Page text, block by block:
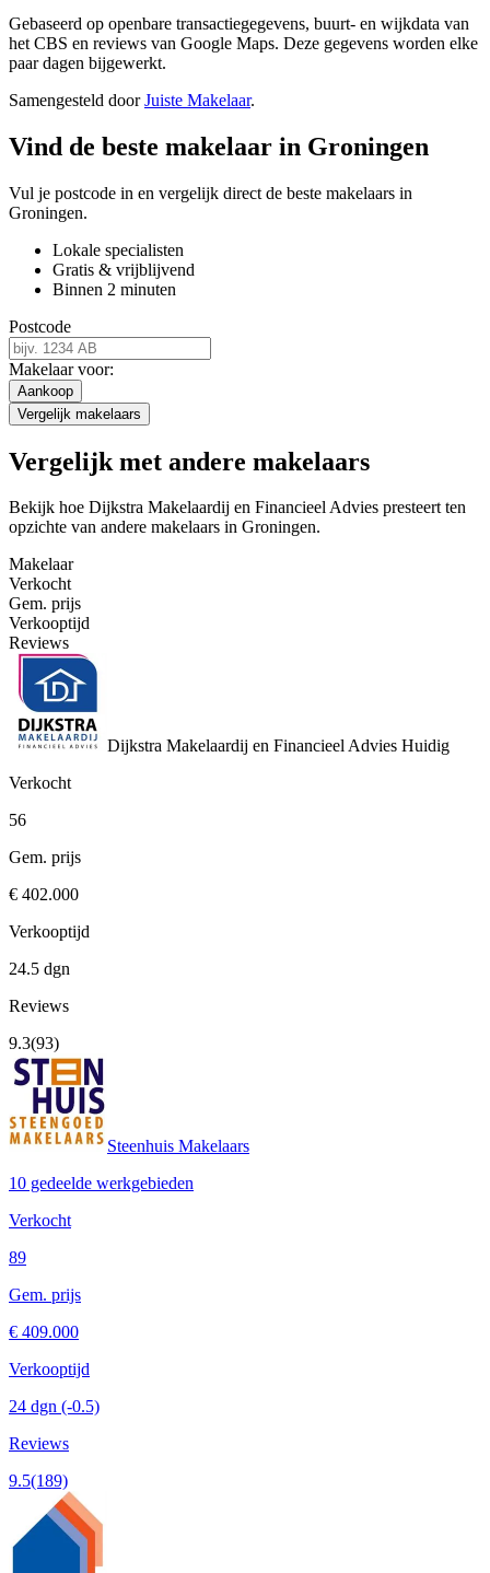
Gebaseerd op openbare transactiegegevens, buurt- en wijkdata van
het CBS en reviews van Google Maps. Deze gegevens worden elke
paar dagen bijgewerkt.
Samengesteld doorJuiste Makelaar.
Vind de beste makelaar in Groningen
Vul je postcode in en vergelijk direct de beste makelaars in
Groningen.
Lokale specialisten
Gratis & vrijblijvend
Binnen 2 minuten
Postcode
Makelaar voor:
Aankoop
Vergelijk makelaars
Vergelijk met andere makelaars
Bekijk hoe Dijkstra Makelaardij en Financieel Advies presteert ten
opzichte van andere makelaars in Groningen.
Makelaar
Verkocht
Gem. prijs
Verkooptijd
Reviews
Dijkstra Makelaardij en Financieel Advies Huidig
Verkocht
56
Gem. prijs
€ 402.000
Verkooptijd
24.5 dgn
Reviews
9.3(93)
Steenhuis Makelaars
10 gedeelde werkgebieden
Verkocht
89
Gem. prijs
€ 409.000
Verkooptijd
24 dgn (-0.5)
Reviews
9.5(189)